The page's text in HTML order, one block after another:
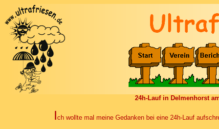
24h-Lauf in Delmenhorst
Ich wollte mal meine Gedanken bei eine 24h-Lauf